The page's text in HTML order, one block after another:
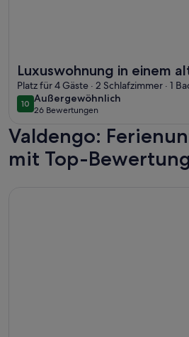
Luxuswohnung in einem
historischen Bauernhaus
Hügel
Platz für 4 Gäste · 2 Schlafzimmer · 1
1010 von 10
Außergewöhnlich
außergewöhnlich
26 Bewertungen
(26
bewertungen)
Valdengo:
mit Top-